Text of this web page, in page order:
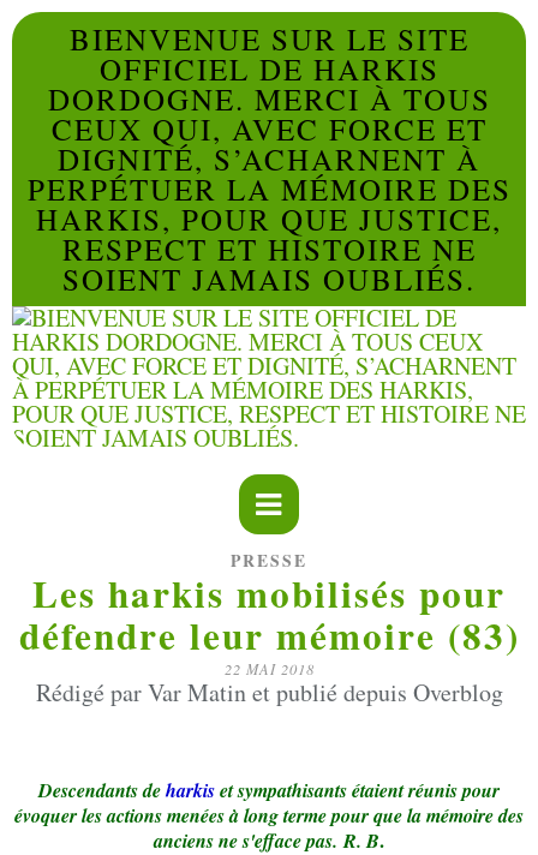
BIENVENUE SUR LE SITE
OFFICIEL DE HARKIS
DORDOGNE. MERCI À TOUS
CEUX QUI, AVEC FORCE ET
DIGNITÉ, S’ACHARNENT À
PERPÉTUER LA MÉMOIRE DES
HARKIS, POUR QUE JUSTICE,
RESPECT ET HISTOIRE NE
SOIENT JAMAIS OUBLIÉS.
PRESSE
Les harkis mobilisés pour
défendre leur mémoire (83)
22 MAI 2018
Rédigé par Var Matin et publié depuis Overblog
Descendants deharkiset sympathisants étaient réunis pour
évoquer les actions menées à long terme pour que la mémoire des
anciens ne s'efface pas. R. B.